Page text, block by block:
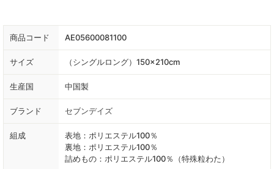
商品コード AE05600081100
サイズ （シングルロング）150×210cm
生産国 中国製
ブランド セブンデイズ
組成
表地：ポリエステル100％
裏地：ポリエステル100％
詰めもの：ポリエステル100％（特殊粒わた）